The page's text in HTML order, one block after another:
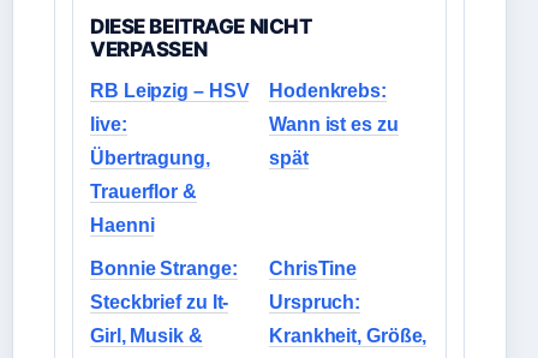
DIESE BEITRAGE NICHT
VERPASSEN
RB Leipzig – HSV
live:
Übertragung,
Trauerflor &
Haenni
Hodenkrebs:
Wann ist es zu
spät
Bonnie Strange:
Steckbrief zu It-
Girl, Musik &
ChrisTine
Urspruch:
Krankheit, Größe,